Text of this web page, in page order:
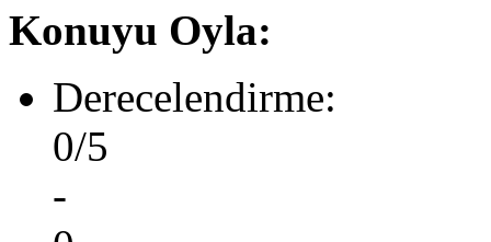
Konuyu Oyla:
Derecelendirme:
0/5
-